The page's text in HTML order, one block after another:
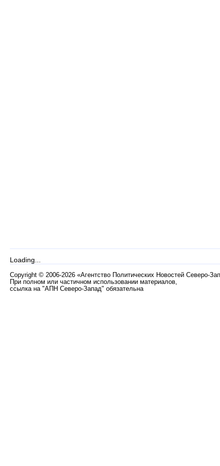
Loading...
Copyright © 2006-2026 «Агентство Политических Новостей Северо-
При полном или частичном использовании материалов,
ссылка на "АПН Северо-Запад" обязательна